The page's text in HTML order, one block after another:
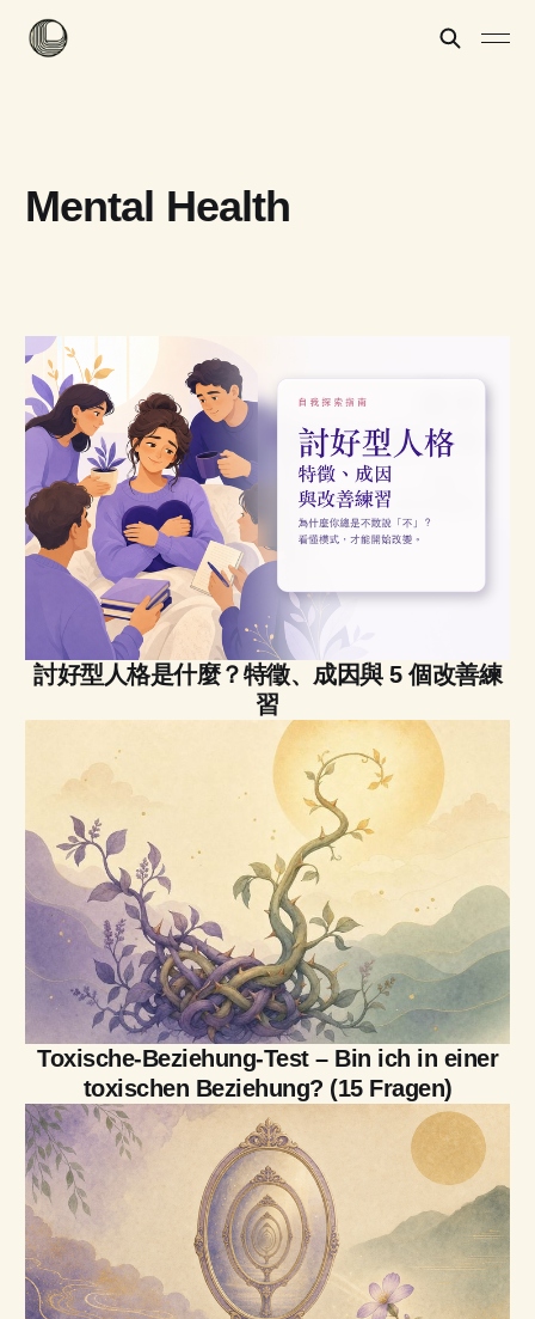
Mental Health
討好型人格是什麼？特徵、成因與 5 個改善練
習
Toxische-Beziehung-Test – Bin ich in einer
toxischen Beziehung? (15 Fragen)